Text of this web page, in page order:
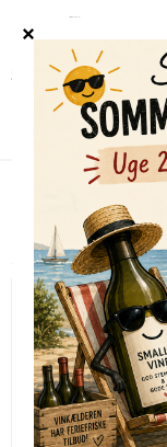
Shop / Alle
Union Sacre